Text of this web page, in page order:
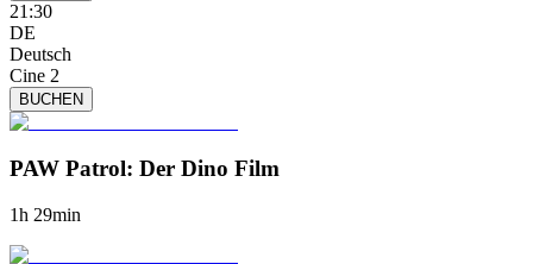
21:30
DE
Deutsch
Cine 2
BUCHEN
PAW Patrol: Der Dino Film
1h 29min